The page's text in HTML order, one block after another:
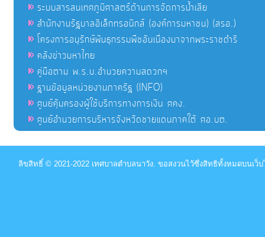
ระบบสารสนเทศภูมิศาสตร์ด้านการจัดการน้ำเสีย
สำนักงานรัฐบาลอิเล็กทรอนิกส์ (องค์การมหาชน) (สรอ.)
โครงการอนุรักษ์พันธุกรรมพืชอันเนื่องมาจากพระราชดำริ
คลังข่าวมหาไทย
คู่มือตาม พ.ร.บ.อำนวยความสดวกฯ
ฐานข้อมูลหน่วยงานภาครัฐ (INFO)
ศูนย์คุ้มครองผู้ใช้บริการทางการเงิน ศคง.
ศูนย์อำนวยการบริหารจังหวัดชายแดนภาคใต้ ศอ.บต.
ลิขสิทธิ์ © 2021-2022 เทศบาลตำบลนาวัง. ขอสงวนไว้ซึ่งสิทธิทั้งหมดบนเ